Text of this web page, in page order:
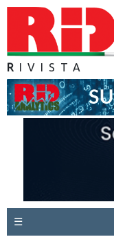
R IVISTA
☰